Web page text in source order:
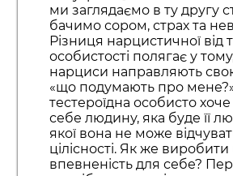
ми заглядаємо в ту другу
бачимо сором, страх та
Різниця нарцистичної від
особистості полягає у
нарциси направляють
«що подумають про
тестероїдна особисто
себе людину, яка буде її
якої вона не може
цілісності. Як же
впевненість для себе?